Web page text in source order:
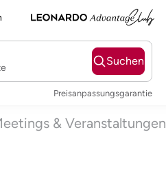
Suchen
Preisanpassungsgarantie
& Veranstaltungen